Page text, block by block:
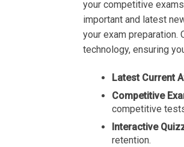
your competitive
important and latest
your exam preparation.
technology, ensuring
Latest Current
Competitive
competitive
Interactive
retention.